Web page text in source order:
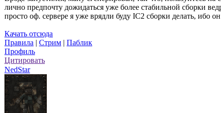
лично предпочту дожидаться уже более стабильной сборки
просто оф. сервере я уже врядли буду IC2 сборки делать, ибо
Качать отсюда
Правила | Стрим | Паблик
Профиль
Цитировать
NedStar